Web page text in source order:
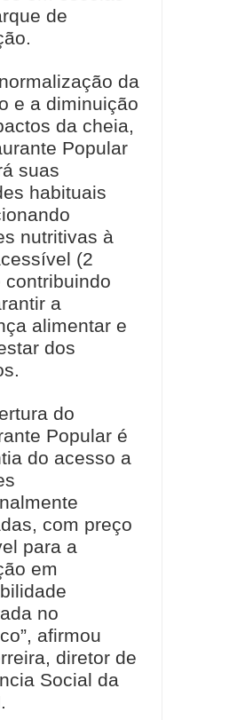
de
da
e a diminuição
da cheia,
Popular
suas
habituais
nutritivas à
(2
contribuindo
a
alimentar e
dos
do
Popular é
do acesso a
com preço
para a
em
no
afirmou
diretor de
Social da